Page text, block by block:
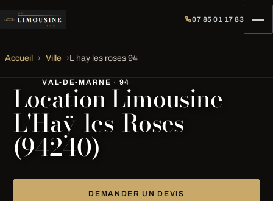
07 85 01 17 83
Accueil › Ville ›L hay les roses 94
VAL-DE-MARNE · 94
Location Limousine
L'Haÿ-les-Roses
(94240)
DEMANDER UN DEVIS